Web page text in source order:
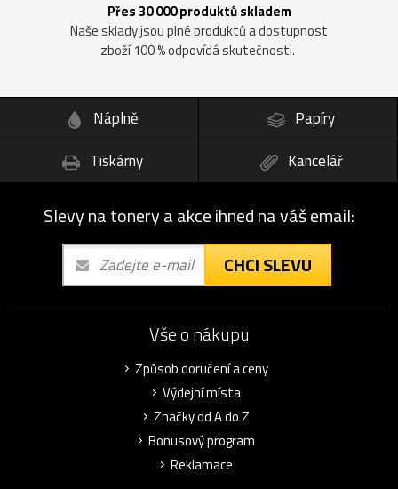
Přes 30 000 produktů skladem
Naše sklady jsou plné produktů a dostupnost
zboží 100 % odpovídá skutečnosti.
Náplně
Papíry
Tiskárny
Kancelář
Slevy na tonery a akce ihned na váš email:
CHCI SLEVU
Vše o nákupu
Způsob doručení a ceny
Výdejní místa
Značky od A do Z
Bonusový program
Reklamace